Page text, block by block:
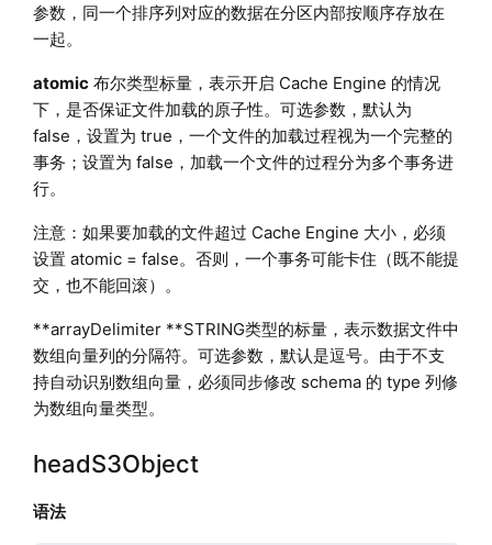
参数，同一个排序列对应的数据在分区内部按顺序存放在
一起。
atomic布尔类型标量，表示开启 Cache Engine 的情况
下，是否保证文件加载的原子性。可选参数，默认为
false，设置为 true，一个文件的加载过程视为一个完整的
事务；设置为 false，加载一个文件的过程分为多个事务进
行。
注意：如果要加载的文件超过 Cache Engine 大小，必须
设置 atomic = false。否则，一个事务可能卡住（既不能提
交，也不能回滚）。
**arrayDelimiter **STRING类型的标量，表示数据文件中
数组向量列的分隔符。可选参数，默认是逗号。由于不支
持自动识别数组向量，必须同步修改 schema 的 type 列修
为数组向量类型。
headS3Object
语法